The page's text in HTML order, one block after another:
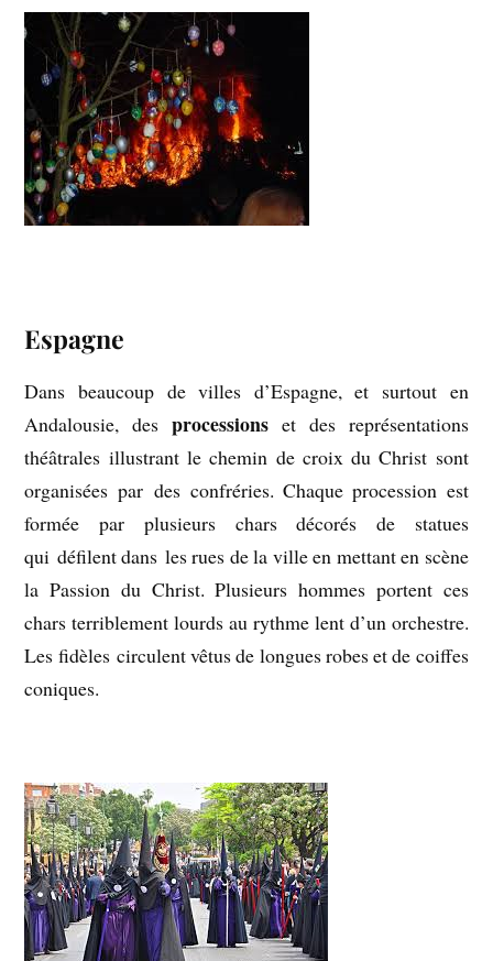
Espagne
Dans beaucoup de villes d’Espagne, et surtout en
Andalousie, desprocessions et des représentations
théâtrales illustrant le chemin de croix du Christ sont
organisées par des confréries. Chaque procession est
formée par plusieurs chars décorés de statues
qui défilent dans les rues de la ville en mettant en scène
la Passion du Christ. Plusieurs hommes portent ces
chars terriblement lourds au rythme lent d’un orchestre.
Les fidèles circulent vêtus de longues robes et de coiffes
coniques.